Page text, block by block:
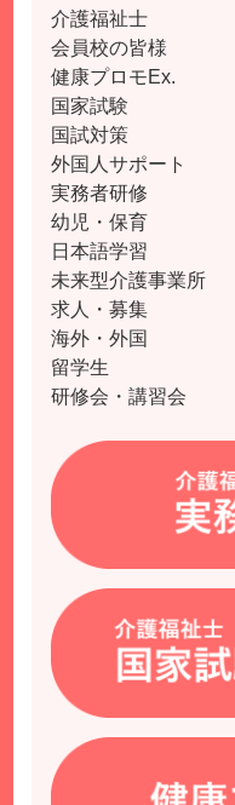
介護福祉士
会員校の皆様
健康プロモEx.
国家試験
国試対策
外国人サポート
実務者研修
幼児・保育
日本語学習
未来型介護事業所
求人・募集
海外・外国
留学生
研修会・講習会